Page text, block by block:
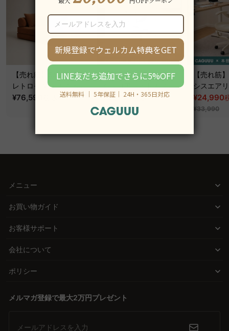
【売れ筋】Soft Prime
レトロモダンソファベ
ッド｜20色以上から選
¥76,590 ~
【売れ筋】AXISU アク
シスコアライトオフィ
スチェア
¥31,790税込 ¥39,290
【売れ筋
シスエア
フィスチ
¥24,990
¥33,990
メニュー
お買い物ガイド
お客様サポート
会社について
ポリシー
メルマガ登録で最大2万円プレゼント
メールアドレスを入力